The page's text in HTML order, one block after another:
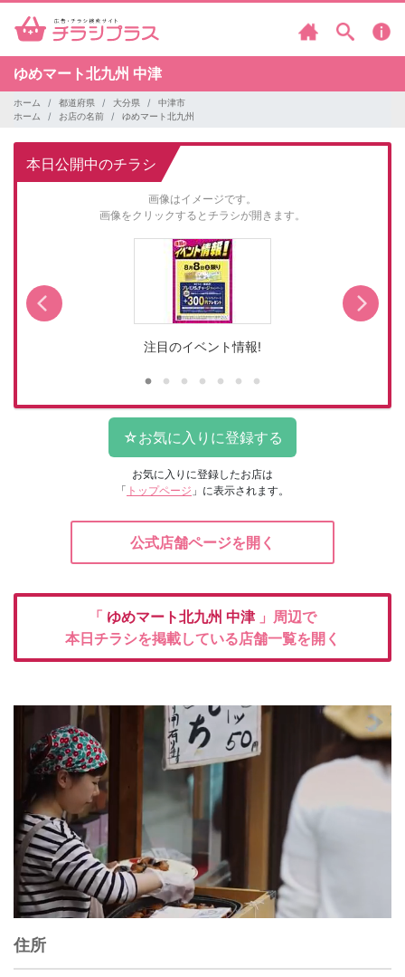
ゆめマート北九州 中津
ホーム 都道府県 大分県
中津市
ホーム
お店の名前 ゆめマート北九州
本日公開中のチラシ
画像はイメージです。
画像をクリックするとチラシが開きます。
注目のイベント情報!
お気に入りに登録したお店は
「 トップページ 」に表示されます。
公式店舗ページを開く
「 ゆめマート北九州 中津 」周辺で
本日チラシを掲載している店舗一覧を開く
住所